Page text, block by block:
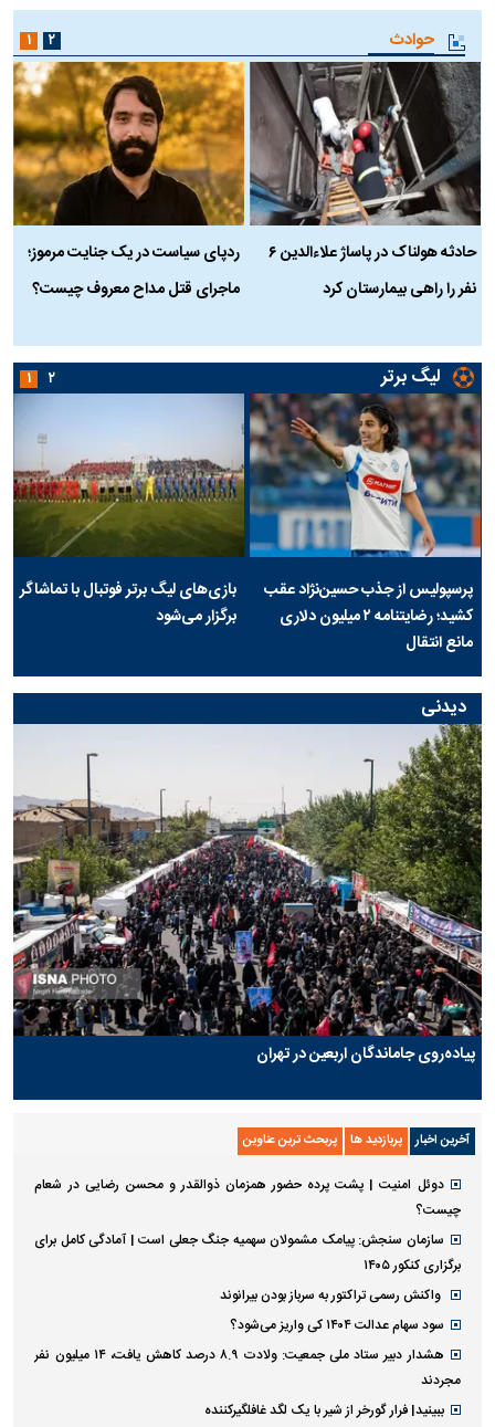
حوادث
حادثه هولناک در پاساژ علاءالدین ۶
نفر را راهی بیمارستان کرد
ردپای سیاست در یک جنایت مرموز؛
ماجرای قتل مداح معروف چیست؟
۱ ۲
لیگ برتر
پرسپولیس از جذب حسین‌نژاد عقب
کشید؛ رضایتنامه ۲ میلیون دلاری
مانع انتقال
بازی‌های لیگ برتر فوتبال با تماشاگر
برگزار می‌شود
۱ ۲
دیدنی
پیاده‌روی جاماندگان اربعین در تهران
آخرین اخبار پربازدید ها پربحث ترین عناوین
دوئل امنیت | پشت پرده حضور همزمان ذوالقدر و محسن رضایی در شعام
چیست؟
سازمان سنجش: پیامک مشمولان سهمیه جنگ جعلی است | آمادگی کامل برای
برگزاری کنکور ۱۴۰۵
واکنش رسمی تراکتور به سرباز بودن بیرانوند
سود سهام عدالت ۱۴۰۴ کی واریز می‌شود؟
هشدار دبیر ستاد ملی جمعیت: ولادت ۸.۹ درصد کاهش یافت، ۱۴ میلیون نفر
مجردند
ببینید| فرار گورخر از شیر با یک لگد غافلگیرکننده